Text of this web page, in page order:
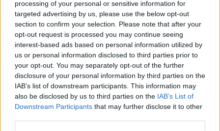
processing of your personal or sensitive information for
targeted advertising by us, please use the below opt-out
section to confirm your selection. Please note that after your
opt-out request is processed you may continue seeing
interest-based ads based on personal information utilized by
us or personal information disclosed to third parties prior to
your opt-out. You may separately opt-out of the further
disclosure of your personal information by third parties on the
IAB’s list of downstream participants. This information may
also be disclosed by us to third parties on the IAB’s List of
Downstream Participants that may further disclose it to other
Lajme të ngjashme:
Çfarë e përcakton
ngjyrën e syve dhe a
mund të ndryshojë ajo
Cila prej ngjyra të syve
është më e shëndetshme?